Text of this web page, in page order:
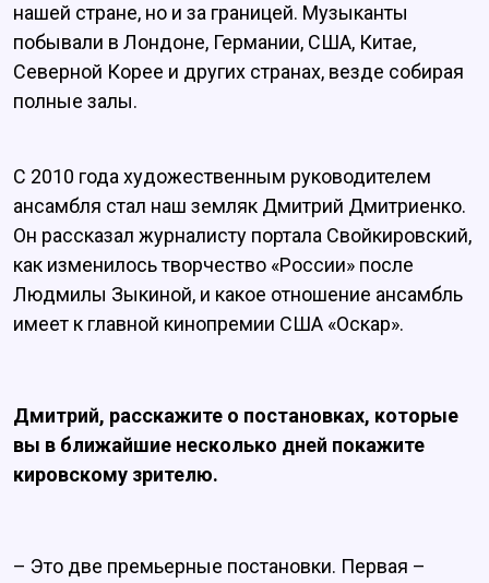
нашей стране, но и за границей. Музыканты
побывали в Лондоне, Германии, США, Китае,
Северной Корее и других странах, везде собирая
полные залы.
С 2010 года художественным руководителем
ансамбля стал наш земляк Дмитрий Дмитриенко.
Он рассказал журналисту портала Свойкировский,
как изменилось творчество «России» после
Людмилы Зыкиной, и какое отношение ансамбль
имеет к главной кинопремии США «Оскар».
Дмитрий, расскажите о постановках, которые
вы в ближайшие несколько дней покажите
кировскому зрителю.
– Это две премьерные постановки. Первая –